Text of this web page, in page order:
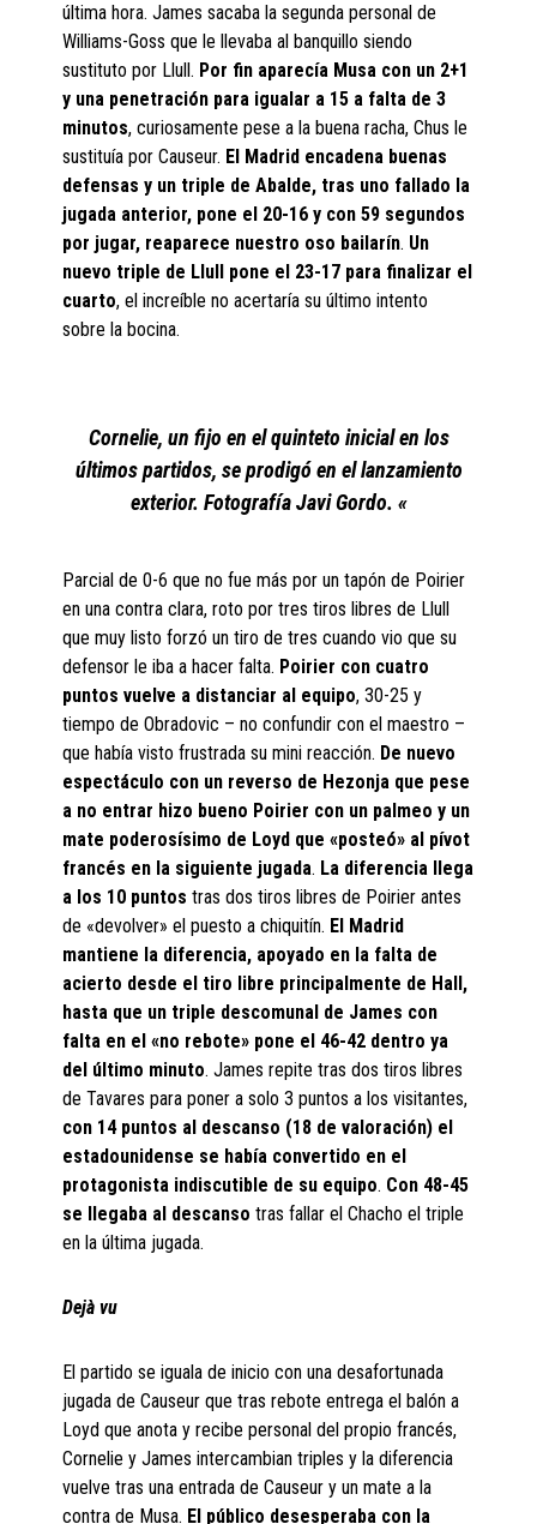
última hora. James sacaba la segunda personal de
Williams-Goss que le llevaba al banquillo siendo
sustituto por Llull. Por fin aparecía Musa con un 2+1
y una penetración para igualar a 15 a falta de 3
minutos, curiosamente pese a la buena racha, Chus le
sustituía por Causeur. El Madrid encadena buenas
defensas y un triple de Abalde, tras uno fallado la
jugada anterior, pone el 20-16 y con 59 segundos
por jugar, reaparece nuestro oso bailarín. Un
nuevo triple de Llull pone el 23-17 para finalizar el
cuarto, el increíble no acertaría su último intento
sobre la bocina.
Cornelie, un fijo en el quinteto inicial en los
últimos partidos, se prodigó en el lanzamiento
exterior. Fotografía Javi Gordo. «
Parcial de 0-6 que no fue más por un tapón de Poirier
en una contra clara, roto por tres tiros libres de Llull
que muy listo forzó un tiro de tres cuando vio que su
defensor le iba a hacer falta. Poirier con cuatro
puntos vuelve a distanciar al equipo, 30-25 y
tiempo de Obradovic – no confundir con el maestro –
que había visto frustrada su mini reacción. De nuevo
espectáculo con un reverso de Hezonja que pese
a no entrar hizo bueno Poirier con un palmeo y un
mate poderosísimo de Loyd que «posteó» al pívot
francés en la siguiente jugada. La diferencia llega
a los 10 puntos tras dos tiros libres de Poirier antes
de «devolver» el puesto a chiquitín. El Madrid
mantiene la diferencia, apoyado en la falta de
acierto desde el tiro libre principalmente de Hall,
hasta que un triple descomunal de James con
falta en el «no rebote» pone el 46-42 dentro ya
del último minuto. James repite tras dos tiros libres
de Tavares para poner a solo 3 puntos a los visitantes,
con 14 puntos al descanso (18 de valoración) el
estadounidense se había convertido en el
protagonista indiscutible de su equipo. Con 48-45
se llegaba al descanso tras fallar el Chacho el triple
en la última jugada.
Dejà vu
El partido se iguala de inicio con una desafortunada
jugada de Causeur que tras rebote entrega el balón a
Loyd que anota y recibe personal del propio francés,
Cornelie y James intercambian triples y la diferencia
vuelve tras una entrada de Causeur y un mate a la
contra de Musa. El público desesperaba con la